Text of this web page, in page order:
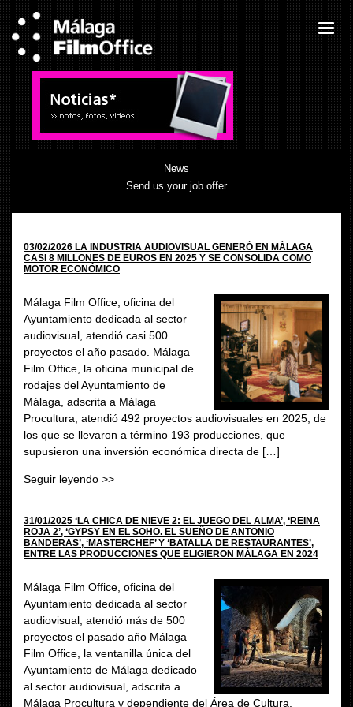
News
Send us your job offer
03/02/2026 LA INDUSTRIA AUDIOVISUAL GENERÓ EN MÁLAGA
CASI 8 MILLONES DE EUROS EN 2025 Y SE CONSOLIDA COMO
MOTOR ECONÓMICO
Málaga Film Office, oficina del
Ayuntamiento dedicada al sector
audiovisual, atendió casi 500
proyectos el año pasado. Málaga
Film Office, la oficina municipal de
rodajes del Ayuntamiento de
Málaga, adscrita a Málaga
Procultura, atendió 492 proyectos audiovisuales en 2025, de
los que se llevaron a término 193 producciones, que
supusieron una inversión económica directa de […]
Seguir leyendo >>
31/01/2025 ‘LA CHICA DE NIEVE 2: EL JUEGO DEL ALMA’, ‘REINA
ROJA 2’, ‘GYPSY EN EL SOHO. EL SUEÑO DE ANTONIO
BANDERAS’, ‘MASTERCHEF’ Y ‘BATALLA DE RESTAURANTES’,
ENTRE LAS PRODUCCIONES QUE ELIGIERON MÁLAGA EN 2024
Málaga Film Office, oficina del
Ayuntamiento dedicada al sector
audiovisual, atendió más de 500
proyectos el pasado año Málaga
Film Office, la ventanilla única del
Ayuntamiento de Málaga dedicado
al sector audiovisual, adscrita a
Málaga Procultura y dependiente del Área de Cultura,